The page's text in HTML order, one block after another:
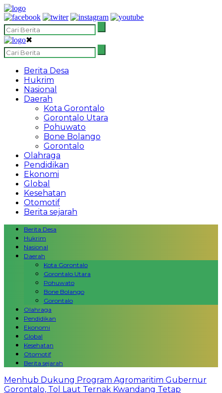
✖
Berita Desa
Hukrim
Nasional
Daerah
Kota Gorontalo
Gorontalo Utara
Pohuwato
Bone Bolango
Gorontalo
Olahraga
Pendidikan
Ekonomi
Global
Kesehatan
Otomotif
Berita sejarah
Berita Desa
Hukrim
Nasional
Daerah
Kota Gorontalo
Gorontalo Utara
Pohuwato
Bone Bolango
Gorontalo
Olahraga
Pendidikan
Ekonomi
Global
Kesehatan
Otomotif
Berita sejarah
Menhub Dukung Program Agromaritim Gubernur
Gorontalo, Tol Laut Ternak Kwandang Tetap